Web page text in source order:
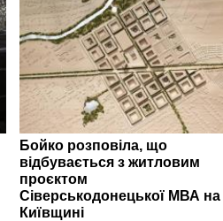
Бойко розповіла, що
відбувається з житловим
проєктом
Сіверськодонецької МВА на
Київщині